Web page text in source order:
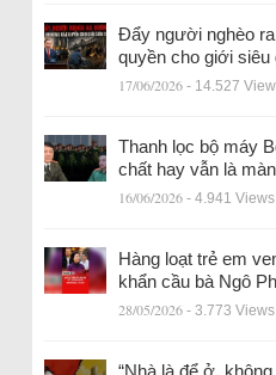
Đẩy người nghèo
quyền cho giới siêu
17/06/2026 - 14.527
Thanh lọc bộ máy
chất hay vẫn là
16/06/2026 - 4.941 Views
Hàng loạt trẻ em
khẩn cầu bà Ngô
28/05/2026 - 3.773 Views
“Nhà là để ở,